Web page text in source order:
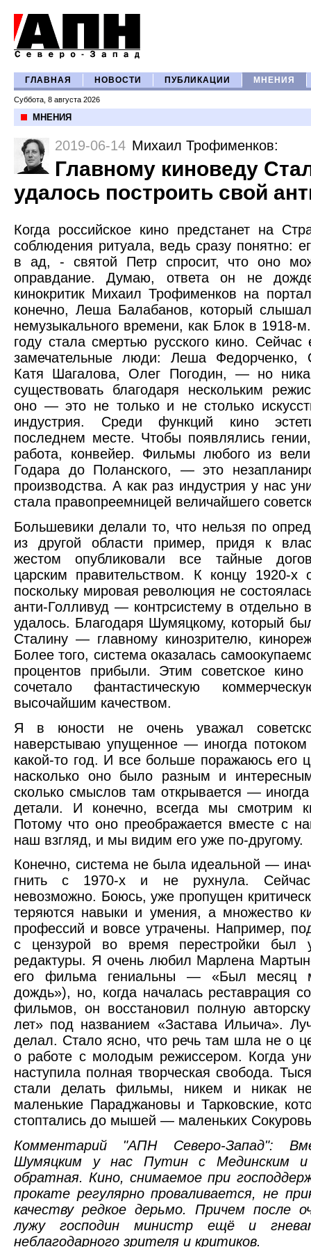
ГЛАВНАЯ НОВОСТИ ПУБЛИКАЦИИ МНЕНИЯ
Суббота, 8 августа 2026
МНЕНИЯ
2019-06-14 Михаил Трофименков:
Главному киноведу
удалось построить свой
Когда российское кино предстанет на
соблюдения ритуала, ведь сразу понятно:
в ад, - святой Петр спросит, что оно
оправдание. Думаю, ответа он не
кинокритик Михаил Трофименков на
конечно, Леша Балабанов, который
немузыкального времени, как Блок в 1918-
году стала смертью русского кино. Сейчас
замечательные люди: Леша Федорченко,
Катя Шагалова, Олег Погодин, — но
существовать благодаря нескольким
оно — это не только и не столько
индустрия. Среди функций кино
последнем месте. Чтобы появлялись
работа, конвейер. Фильмы любого из
Годара до Поланского, — это
производства. А как раз индустрия у нас
стала правопреемницей величайшего
Большевики делали то, что нельзя по
из другой области пример, придя к
жестом опубликовали все тайные
царским правительством. К концу 1920-х
поскольку мировая революция не
анти-Голливуд — контрсистему в отдельно
удалось. Благодаря Шумяцкому, который
Сталину — главному кинозрителю,
Более того, система оказалась
процентов прибыли. Этим советское
сочетало фантастическую
высочайшим качеством.
Я в юности не очень уважал
наверстываю упущенное — иногда
какой-то год. И все больше поражаюсь его
насколько оно было разным и
сколько смыслов там открывается —
детали. И конечно, всегда мы смотрим
Потому что оно преображается вместе с
наш взгляд, и мы видим его уже по-другому.
Конечно, система не была идеальной —
гнить с 1970-х и не рухнула. Сейчас
невозможно. Боюсь, уже пропущен
теряются навыки и умения, а множество
профессий и вовсе утрачены. Например,
с цензурой во время перестройки был
редактуры. Я очень любил Марлена
его фильма гениальны — «Был месяц
дождь»), но, когда началась реставрация
фильмов, он восстановил полную
лет» под названием «Застава Ильича».
делал. Стало ясно, что речь там шла не о
о работе с молодым режиссером. Когда
наступила полная творческая свобода.
стали делать фильмы, никем и никак
маленькие Параджановы и Тарковские,
стоптались до мышей — маленьких
Комментарий "АПН Северо-Запад":
Шумяцким у нас Путин с Мединским и
обратная. Кино, снимаемое при
прокате регулярно проваливается, не
качеству редкое дерьмо. Причем после
лужу господин министр ещё и
неблагодарного зрителя и критиков.